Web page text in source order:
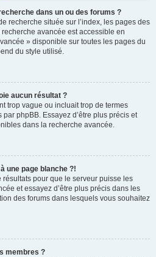
dans un ou des forums ?
recherche située sur l’index, les pages des
avancée est accessible en
» disponible sur toutes les pages du
du style utilisé.
aucun résultat ?
trop vague ou incluait trop de termes
phpBB. Essayez d’être plus précis et
dans la recherche avancée.
une page blanche ?!
pour que le serveur puisse les
et essayez d’être plus précis dans les
des forums dans lesquels vous souhaitez
membres ?